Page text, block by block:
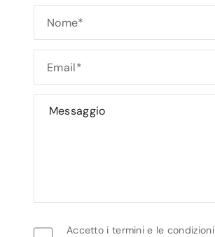
Accetto i termini e le condizioni